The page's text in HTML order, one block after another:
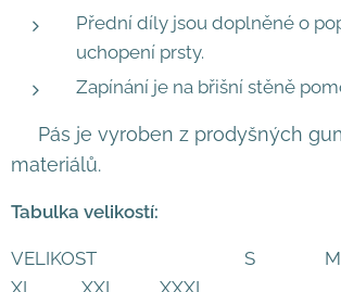
Přední díly jsou doplněné o
uchopení prsty.
Zapínání je na břišní stěně
Pás je vyroben z prodyšných
materiálů.
Tabulka velikostí:
VELIKOST
XL XXL XXXL